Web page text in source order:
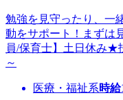
勉強を見守ったり、一
動をサポート！まずは
員/保育士】土日休み★
～
医療・福祉系時給